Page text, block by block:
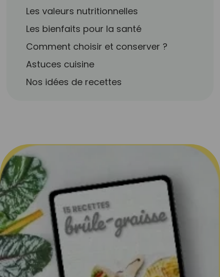
Les valeurs nutritionnelles
Les bienfaits pour la santé
Comment choisir et conserver ?
Astuces cuisine
Nos idées de recettes